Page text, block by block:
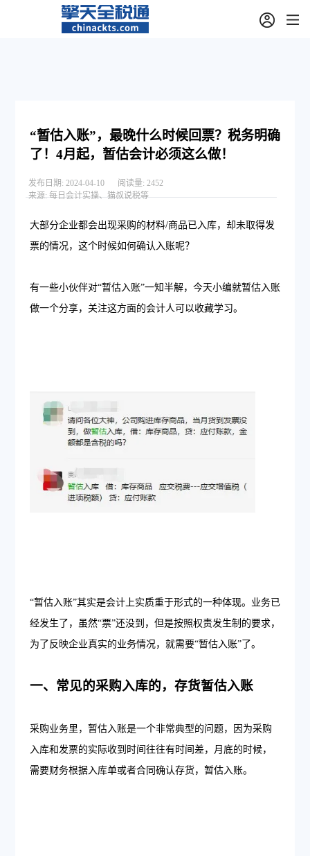
“暂估入账”，最晚什么时候回票？税务明确
了！4月起，暂估会计必须这么做！
发布日期: 2024-04-10 阅读量: 2452
来源: 每日会计实操、猫叔说税等
大部分企业都会出现采购的材料/商品已入库，却未取得发
票的情况，这个时候如何确认入账呢？
有一些小伙伴对“暂估入账”一知半解，今天小编就暂估入账
做一个分享，关注这方面的会计人可以收藏学习。
“暂估入账”其实是会计上实质重于形式的一种体现。业务已
经发生了，虽然“票”还没到，但是按照权责发生制的要求，
为了反映企业真实的业务情况，就需要“暂估入账”了。
一、常见的采购入库的，存货暂估入账
采购业务里，暂估入账是一个非常典型的问题，因为采购
入库和发票的实际收到时间往往有时间差，月底的时候，
需要财务根据入库单或者合同确认存货，暂估入账。